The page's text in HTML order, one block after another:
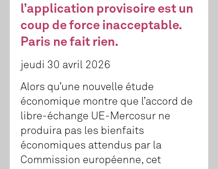
l’application provisoire est un
coup de force inacceptable.
Paris ne fait rien.
jeudi 30 avril 2026
Alors qu’une nouvelle étude
économique montre que l’accord de
libre-échange UE-Mercosur ne
produira pas les bienfaits
économiques attendus par la
Commission européenne, cet